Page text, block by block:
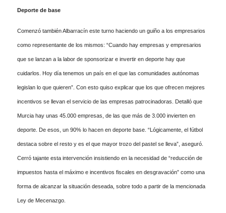
Deporte de base
Comenzó también Albarracín este turno haciendo un guiño a los empresarios
como representante de los mismos: “Cuando hay empresas y empresarios
que se lanzan a la labor de sponsorizar e invertir en deporte hay que
cuidarlos. Hoy día tenemos un país en el que las comunidades autónomas
legislan lo que quieren”. Con esto quiso explicar que los que ofrecen mejores
incentivos se llevan el servicio de las empresas patrocinadoras. Detalló que
Murcia hay unas 45.000 empresas, de las que más de 3.000 invierten en
deporte. De esos, un 90% lo hacen en deporte base. “Lógicamente, el fútbol
destaca sobre el resto y es el que mayor trozo del pastel se lleva”, aseguró.
Cerró tajante esta intervención insistiendo en la necesidad de “reducción de
impuestos hasta el máximo e incentivos fiscales en desgravación” como una
forma de alcanzar la situación deseada, sobre todo a partir de la mencionada
Ley de Mecenazgo.